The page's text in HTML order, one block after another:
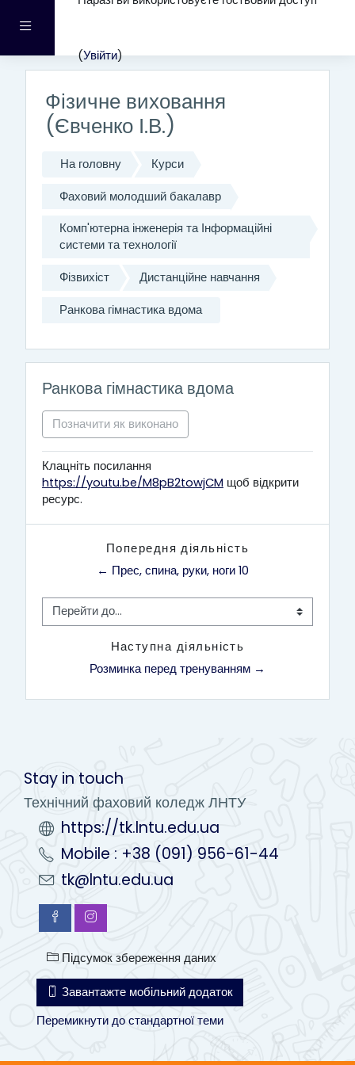
Бокова панель
(Увійти)
Перейти до головного вмісту
Фізичне виховання
(Євченко І.В.)
На головну Курси
Фаховий молодший бакалавр
Комп'ютерна інженерія та Інформаційні
системи та технології
Фізвихіст Дистанційне навчання
Ранкова гімнастика вдома
Ранкова гімнастика вдома
Позначити як виконано
Клацніть посилання
https://youtu.be/M8pB2towjCM щоб відкрити
ресурс.
Попередня діяльність
← Прес, спина, руки, ноги 10
Перейти до...
Наступна діяльність
Розминка перед тренуванням →
Stay in touch
Технічний фаховий коледж ЛНТУ
https://tk.lntu.edu.ua
Mobile : +38 (091) 956-61-44
tk@lntu.edu.ua
Підсумок збереження даних
Завантажте мобільний додаток
Перемикнути до стандартної теми